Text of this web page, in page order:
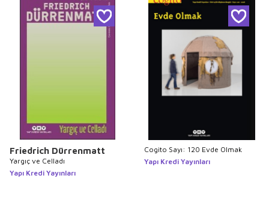
Friedrich Dürrenmatt
Yargıç ve Celladı
Yapı Kredi Yayınları
Cogito Sayı: 120 Evde Olmak
Yapı Kredi Yayınları